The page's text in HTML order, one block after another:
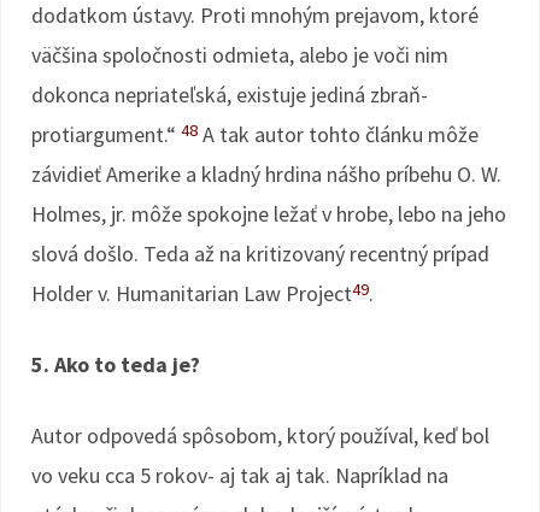
dodatkom ústavy. Proti mnohým prejavom, ktoré
väčšina spoločnosti odmieta, alebo je voči nim
dokonca nepriateľská, existuje jediná zbraň-
protiargument.“ 48 A tak autor tohto článku môže
závidieť Amerike a kladný hrdina nášho príbehu O. W.
Holmes, jr. môže spokojne ležať v hrobe, lebo na jeho
slová došlo. Teda až na kritizovaný recentný prípad
Holder v. Humanitarian Law Project49.
5. Ako to teda je?
Autor odpovedá spôsobom, ktorý používal, keď bol
vo veku cca 5 rokov- aj tak aj tak. Napríklad na